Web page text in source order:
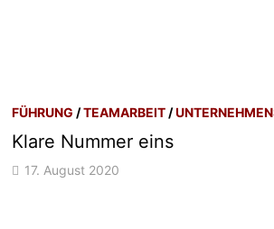
FÜHRUNG /TEAMARBEIT /
Klare Nummer eins
17. August 2020